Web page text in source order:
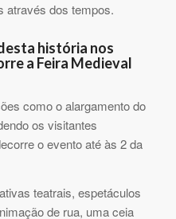
através dos tempos.
história nos
a Feira Medieval
como o alargamento do
os visitantes
o evento até às 2 da
teatrais, espetáculos
de rua, uma ceia